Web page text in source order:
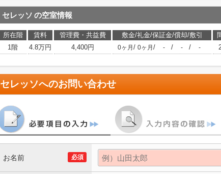
セレッソ の空室情報
所在階 賃料 管理費・共益費 敷金/礼金/保証金/償却/敷引
1階
4.8万円 4,400円 0ヶ月 / 0ヶ月 / - / - / -
セレッソへのお問い合わせ
必須
お名前